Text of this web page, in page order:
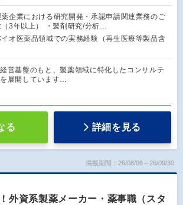
薬企業における研究開発・承認申請関連業務のご
（3年以上） ・製剤研究/分析…
イオ医薬品領域での実務経験（再生医療等製品含
経営基盤のもと、製薬領域に特化したコンサルテ
展開しています…
る 詳細を見る
掲載期間：26/08/06～26/09/30
外資系製薬メーカー・薬事職（スタ